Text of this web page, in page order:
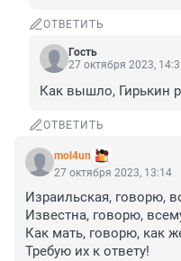
ОТВЕТИТЬ
Гость
27 октября 2023,
Как вышло, Гирькин
ОТВЕТИТЬ
mol4un
27 октября 2023, 13:14
Израильская, говорю,
Известна, говорю,
Как мать, говорю, как
Требую их к ответу!